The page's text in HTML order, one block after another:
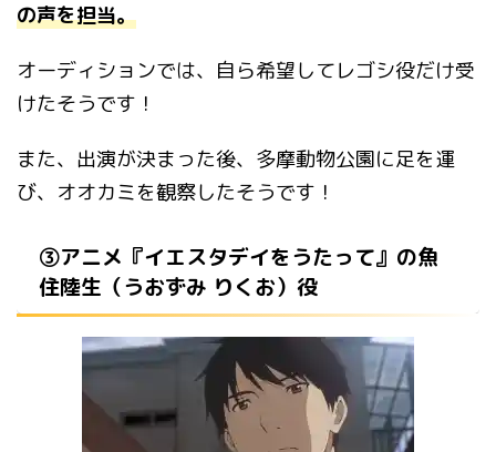
の声を担当。
オーディションでは、自ら希望してレゴシ役だけ受
けたそうです！
また、出演が決まった後、多摩動物公園に足を運
び、オオカミを観察したそうです！
③アニメ『イエスタデイをうたって』の魚
住陸生（うおずみ りくお）役